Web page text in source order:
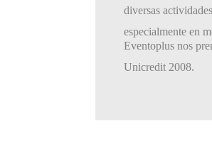
diversas
especialmente en
Eventoplus nos
Unicredit 2008.